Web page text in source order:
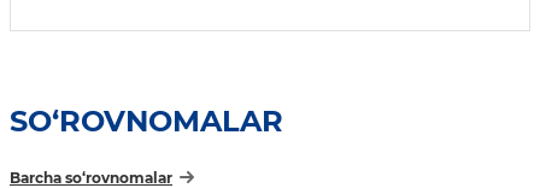
SO‘ROVNOMALAR
Barcha so‘rovnomalar